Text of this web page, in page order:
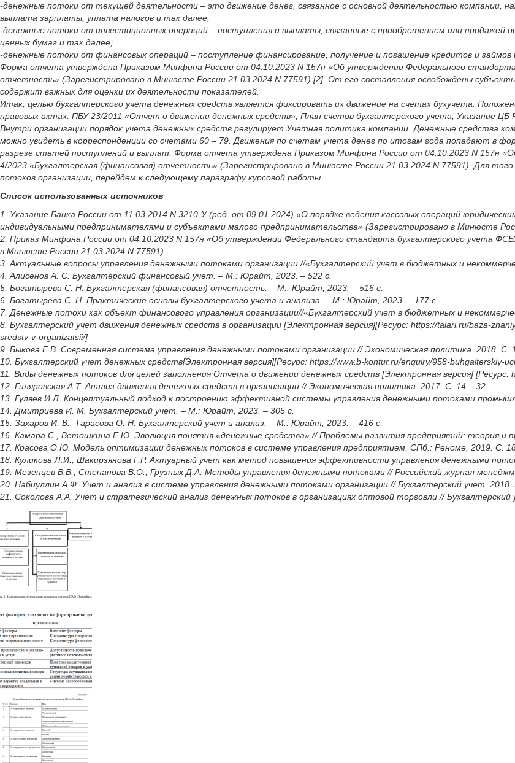
-денежные потоки от текущей деятельности – это движение денег, связанное с основной деятельностью компании,
выплата зарплаты, уплата налогов и так далее;
-денежные потоки от инвестиционных операций – поступления и выплаты, связанные с приобретением или продажей
ценных бумаг и так далее;
-денежные потоки от финансовых операций – поступление финансирование, получение и погашение кредитов и займов
Форма отчета утверждена Приказом Минфина России от 04.10.2023 N 157н «Об утверждении Федерального
отчетность» (Зарегистрировано в Минюсте России 21.03.2024 N 77591) [2]. От его составления освобождены
содержит важных для оценки их деятельности показателей.
Итак, целью бухгалтерского учета денежных средств является фиксировать их движение на счетах бухучета.
правовых актах: ПБУ 23/2011 «Отчет о движении денежных средств»; План счетов бухгалтерского учета; Указание
Внутри организации порядок учета денежных средств регулирует Учетная политика компании. Денежные средства
можно увидеть в корреспонденции со счетами 60 – 79. Движения по счетам учета денег по итогам года попадают в
разрезе статей поступлений и выплат. Форма отчета утверждена Приказом Минфина России от 04.10.2023 N 157н
4/2023 «Бухгалтерская (финансовая) отчетность» (Зарегистрировано в Минюсте России 21.03.2024 N 77591). Для
потоков организации, перейдем к следующему параграфу курсовой работы.
Список использованных источников
1. Указание Банка России от 11.03.2014 N 3210-У (ред. от 09.01.2024) «О порядке ведения кассовых операций
индивидуальными предпринимателями и субъектами малого предпринимательства» (Зарегистрировано в Минюсте
2. Приказ Минфина России от 04.10.2023 N 157н «Об утверждении Федерального стандарта бухгалтерского учета
в Минюсте России 21.03.2024 N 77591).
3. Актуальные вопросы управления денежными потоками организации.//«Бухгалтерский учет в бюджетных и
4. Алисенов А. С. Бухгалтерский финансовый учет. – М.: Юрайт, 2023. – 522 c.
5. Богатырева С. Н. Бухгалтерская (финансовая) отчетность. – М.: Юрайт, 2023. – 516 c.
6. Богатырева С. Н. Практические основы бухгалтерского учета и анализа. – М.: Юрайт, 2023. – 177 c.
7. Денежные потоки как объект финансового управления организации//«Бухгалтерский учет в бюджетных и
8. Бухгалтерский учет движения денежных средств в организации [Электронная версия][Ресурс: https://talari.ru/baza-
sredstv-v-organizatsii/]
9. Быкова Е.В. Современная система управления денежными потоками организации // Экономическая политика. 2018. С.
10. Бухгалтерский учет денежных средств[Электронная версия][Ресурс: https://www.b-kontur.ru/enquiry/958-buhgalterskiy-
11. Виды денежных потоков для целей заполнения Отчета о движении денежных средств [Электронная версия] [Ресурс:
12. Гиляровская А.Т. Анализ движения денежных средств в организации // Экономическая политика. 2017. С. 14 – 32.
13. Гуляев И.Л. Концептуальный подход к построению эффективной системы управления денежными потоками
14. Дмитриева И. М. Бухгалтерский учет. – М.: Юрайт, 2023. – 305 c.
15. Захаров И. В., Тарасова О. Н. Бухгалтерский учет и анализ. – М.: Юрайт, 2023. – 416 c.
16. Камара С., Ветошкина Е.Ю. Эволюция понятия «денежные средства» // Проблемы развития предприятий: теория и
17. Красова О.Ю. Модель оптимизации денежных потоков в системе управления предприятием. СПб.: Реноме, 2019. С.
18. Куликова Л.И., Шакирзянова Г.Р. Актуарный учет как метод повышения эффективности управления денежными
19. Мезенцев В.В., Степанова В.О., Грузных Д.А. Методы управления денежными потоками // Российский журнал
20. Набиуллин А.Ф. Учет и анализ в системе управления денежными потоками организации // Бухгалтерский учет. 2018.
21. Соколова А.А. Учет и стратегический анализ денежных потоков в организациях оптовой торговли // Бухгалтерский